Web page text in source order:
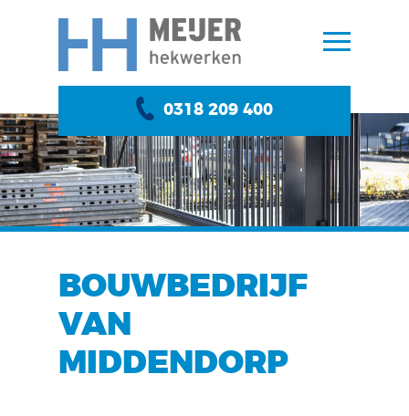
0318 209 400
BOUWBEDRIJF
VAN
MIDDENDORP